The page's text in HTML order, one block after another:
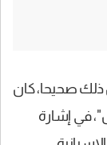
ذلك صحيحا، كان
في إشارة